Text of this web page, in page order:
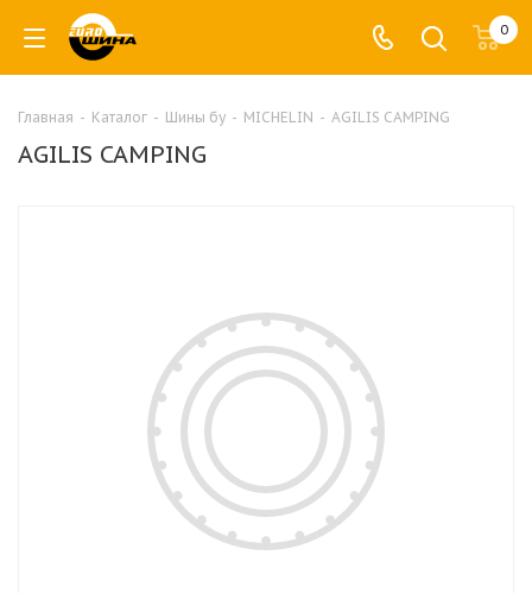
0
Главная - Каталог - Шины бу - MICHELIN - AGILIS CAMPING
AGILIS CAMPING